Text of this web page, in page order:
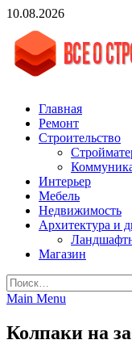
Skip
content
10.08.2026
vgasa.ru
Строительный
Главная
Ремонт
Строительство
Интерьер
Мебель
Недвижимость
Архитектура и
Магазин
Найти:
Main Menu
Колпаки на